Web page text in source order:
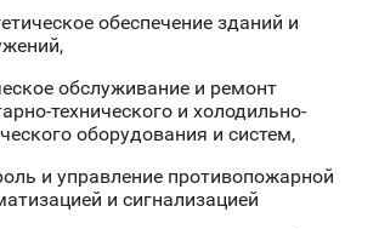
обеспечение зданий и
обслуживание и ремонт
технического и холодильно-
оборудования и систем,
и управление противопожарной
и сигнализацией